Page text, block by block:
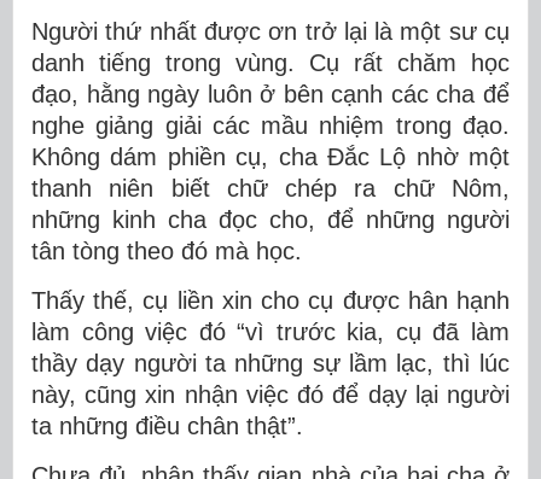
Người thứ nhất được ơn trở lại là một sư cụ
danh tiếng trong vùng. Cụ rất chăm học
đạo, hằng ngày luôn ở bên cạnh các cha để
nghe giảng giải các mầu nhiệm trong đạo.
Không dám phiền cụ, cha Đắc Lộ nhờ một
thanh niên biết chữ chép ra chữ Nôm,
những kinh cha đọc cho, để những người
tân tòng theo đó mà học.
Thấy thế, cụ liền xin cho cụ được hân hạnh
làm công việc đó “vì trước kia, cụ đã làm
thầy dạy người ta những sự lầm lạc, thì lúc
này, cũng xin nhận việc đó để dạy lại người
ta những điều chân thật”.